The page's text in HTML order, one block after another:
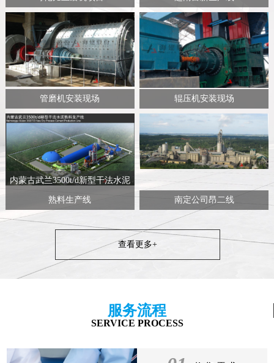
管磨机安装现场 辊压机安装现场
内蒙古武兰3500t/d新型干法水泥
熟料生产线 南定公司昂二线
查看更多+
服务流程
SERVICE PROCESS